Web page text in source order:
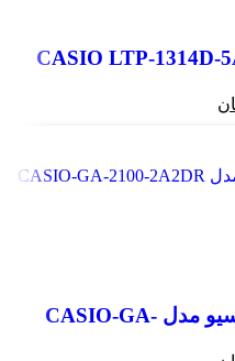
ساعت مچی G-SHOCK کاسیو مدل CASIO-GA-